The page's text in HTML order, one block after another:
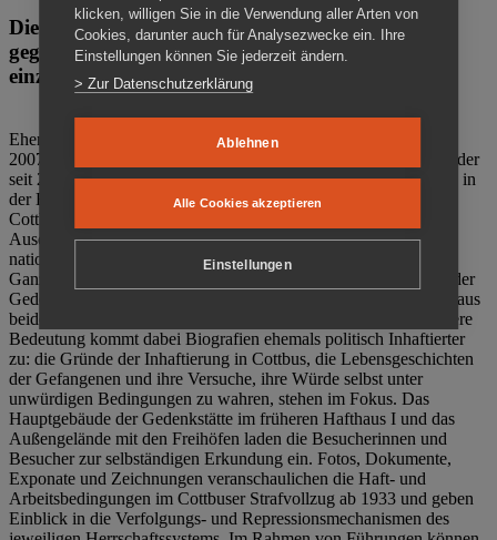
Die Gedenkstätte Zuchthaus Cottbus ist ein Ort
gegen das Vergessen. Anschaulich, nah und
einzigartig.
Ehemalige politische Häftlinge der DDR gründeten im Oktober
2007 den Verein Menschenrechtszentrum Cottbus e. V. (MRZ), der
seit 2011 Eigentümer des ehemaligen Gefängnisses (1860-2002) in
der Bautzener Straße und Träger der Gedenkstätte Zuchthaus
Cottbus ist. Im Zentrum der Arbeit der Gedenkstätte steht die
Auseinandersetzung mit politischem Unrecht während der
nationalsozialistischen Terrorherrschaft und der SED-Diktatur.
Ganzjährig zeigen mehrere Dauer- und Sonderausstellungen in der
Gedenkstätte Zuchthaus Cottbus Beispiele politischen Unrechts aus
beiden deutschen Diktaturen des 20. Jahrhunderts. Eine besondere
Bedeutung kommt dabei Biografien ehemals politisch Inhaftierter
zu: die Gründe der Inhaftierung in Cottbus, die Lebensgeschichten
der Gefangenen und ihre Versuche, ihre Würde selbst unter
unwürdigen Bedingungen zu wahren, stehen im Fokus. Das
Hauptgebäude der Gedenkstätte im früheren Hafthaus I und das
Außengelände mit den Freihöfen laden die Besucherinnen und
Besucher zur selbständigen Erkundung ein. Fotos, Dokumente,
Exponate und Zeichnungen veranschaulichen die Haft- und
Arbeitsbedingungen im Cottbuser Strafvollzug ab 1933 und geben
Einblick in die Verfolgungs- und Repressionsmechanismen des
klicken, willigen Sie in die Verwendung aller Arten von
Cookies, darunter auch für Analysezwecke ein. Ihre
Einstellungen können Sie jederzeit ändern.
> Zur Datenschutzerklärung
Ablehnen
Alle Cookies akzeptieren
Einstellungen